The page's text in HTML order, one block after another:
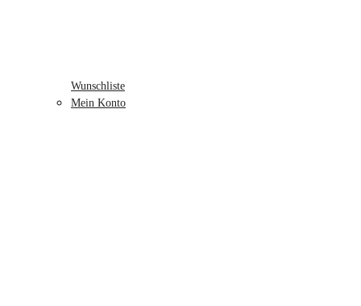
Wunschliste
Mein Konto